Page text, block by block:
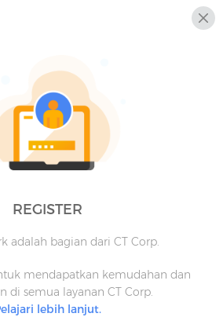
REGISTER
adalah bagian dari CT Corp.
mendapatkan kemudahan dan
di semua layanan CT Corp.
lebih lanjut.